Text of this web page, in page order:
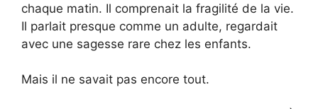
chaque matin. Il comprenait la fragilité de la vie.
Il parlait presque comme un adulte, regardait
avec une sagesse rare chez les enfants.
Mais il ne savait pas encore tout.